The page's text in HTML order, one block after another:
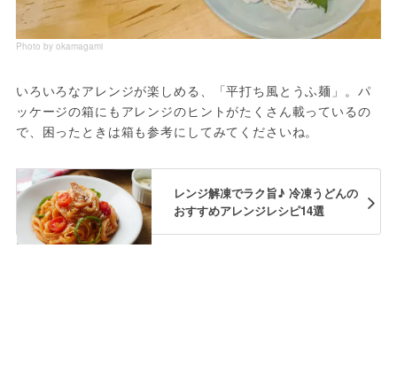
Photo by okamagami
いろいろなアレンジが楽しめる、「平打ち風とうふ麺」。パ
ッケージの箱にもアレンジのヒントがたくさん載っているの
で、困ったときは箱も参考にしてみてくださいね。
レンジ解凍でラク旨♪ 冷凍うどんの
おすすめアレンジレシピ14選